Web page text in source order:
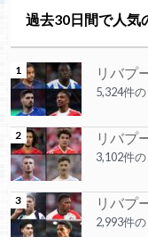
過去30日間で人気
リバプ
5,324件
リバプ
3,102件
リバプ
2,993件